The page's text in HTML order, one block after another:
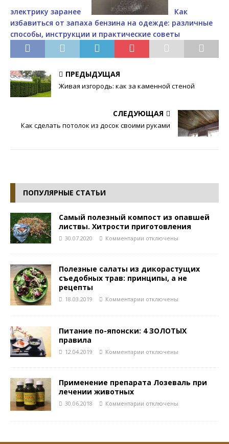
электрику заранее
Как
избавиться от запаха бензина на одежде: различные
способы, инструкции и практические советы
ПРЕДЫДУЩАЯ
Живая изгородь: как за каменной стеной
СЛЕДУЮЩАЯ
Как сделать потолок из досок своими руками
ПОПУЛЯРНЫЕ СТАТЬИ
Самый полезный компост из опавшей
листвы. Хитрости приготовления
30.07.2020 Комментарии отключены
Полезные салаты из дикорастущих
съедобных трав: принципы, а не
рецепты
18.03.2019 Комментарии отключены
Питание по-японски: 4 ЗОЛОТЫХ
правила
12.04.2019 Комментарии отключены
Применение препарата Лозеваль при
лечении животных
30.06.2018 Комментарии отключены